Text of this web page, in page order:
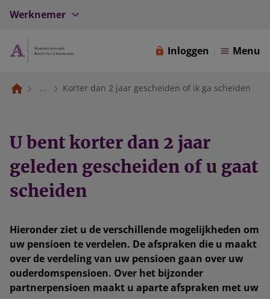
Werknemer
Inloggen Menu
... Korter dan 2 jaar gescheiden of ik ga scheiden
U bent korter dan 2 jaar
geleden gescheiden of u gaat
scheiden
Hieronder ziet u de verschillende mogelijkheden om
uw pensioen te verdelen. De afspraken die u maakt
over de verdeling van uw pensioen gaan over uw
ouderdomspensioen. Over het bijzonder
partnerpensioen maakt u aparte afspraken met uw